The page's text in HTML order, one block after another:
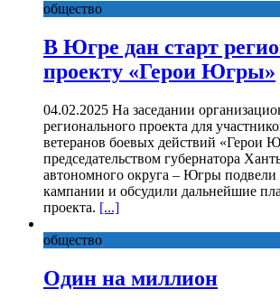
общество
В Югре дан старт
проекту «Герои Югры»
04.02.2025 На заседании
регионального проекта для
ветеранов боевых действий «Герои
председательством губернатора
автономного округа – Югры подвели
кампании и обсудили дальнейшие
проекта. [...]
общество
Один на миллион